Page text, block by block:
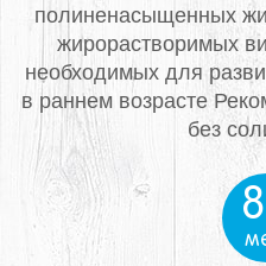
полиненасыщенных
жирорастворимых
необходимых для
в раннем возрасте
без